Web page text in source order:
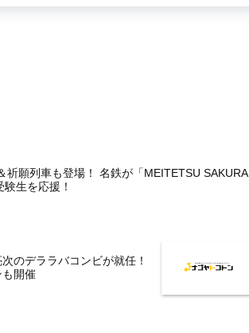
祈願列車も登場！ 名鉄が「MEITETSU SAKURA
生を応援！
のデララバコンビが就任！
開催